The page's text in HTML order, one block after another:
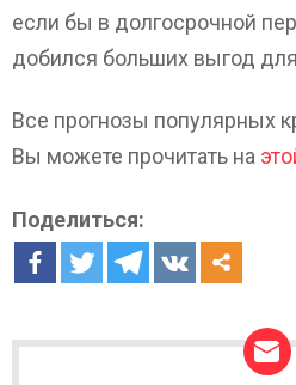
если бы в долгосрочной
добился больших выгод
Все прогнозы популярных
Вы можете прочитать на
Поделиться: